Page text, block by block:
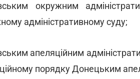
окружним
адміністративному суду;
апеляційним
порядку Донецьким